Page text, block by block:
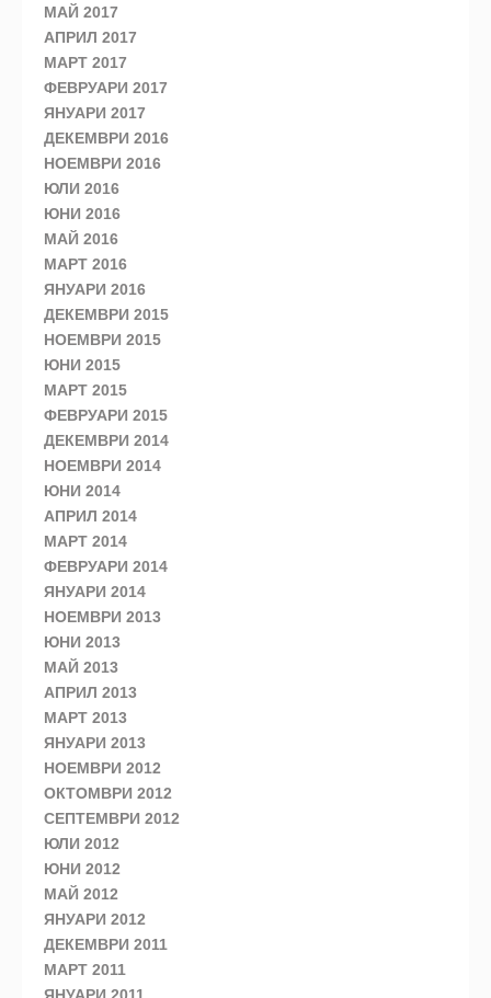
МАЙ 2017
АПРИЛ 2017
МАРТ 2017
ФЕВРУАРИ 2017
ЯНУАРИ 2017
ДЕКЕМВРИ 2016
НОЕМВРИ 2016
ЮЛИ 2016
ЮНИ 2016
МАЙ 2016
МАРТ 2016
ЯНУАРИ 2016
ДЕКЕМВРИ 2015
НОЕМВРИ 2015
ЮНИ 2015
МАРТ 2015
ФЕВРУАРИ 2015
ДЕКЕМВРИ 2014
НОЕМВРИ 2014
ЮНИ 2014
АПРИЛ 2014
МАРТ 2014
ФЕВРУАРИ 2014
ЯНУАРИ 2014
НОЕМВРИ 2013
ЮНИ 2013
МАЙ 2013
АПРИЛ 2013
МАРТ 2013
ЯНУАРИ 2013
НОЕМВРИ 2012
ОКТОМВРИ 2012
СЕПТЕМВРИ 2012
ЮЛИ 2012
ЮНИ 2012
МАЙ 2012
ЯНУАРИ 2012
ДЕКЕМВРИ 2011
МАРТ 2011
ЯНУАРИ 2011